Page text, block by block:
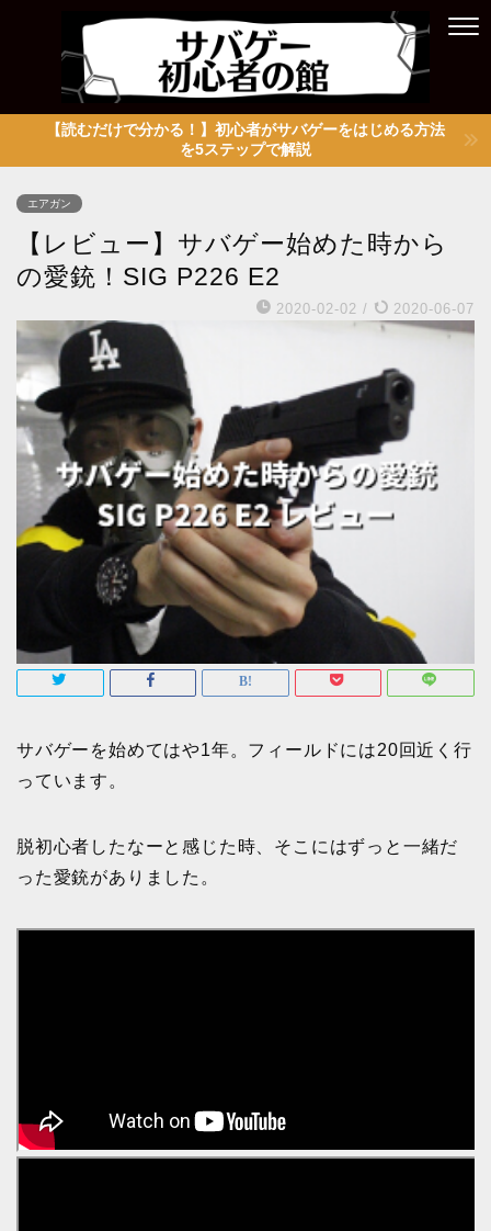
【読むだけで分かる！】初心者がサバゲーをはじめる方法
を5ステップで解説
エアガン
【レビュー】サバゲー始めた時から
の愛銃！SIG P226 E2
2020-02-02 / 2020-06-07
サバゲーを始めてはや1年。フィールドには20回近く行
っています。
脱初心者したなーと感じた時、そこにはずっと一緒だ
った愛銃がありました。